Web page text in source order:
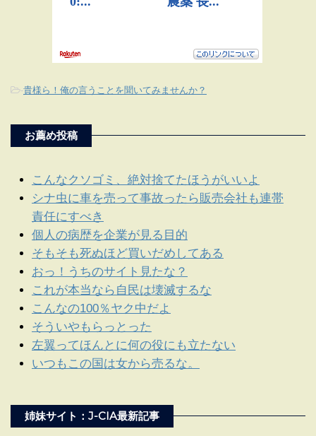
-貴様ら！俺の言うことを聞いてみませんか？
お薦め投稿
こんなクソゴミ、絶対捨てたほうがいいよ
シナ虫に車を売って事故ったら販売会社も連帯
責任にすべき
個人の病歴を企業が見る目的
そもそも死ぬほど買いだめしてある
おっ！うちのサイト見たな？
これが本当なら自民は壊滅するな
こんなの100％ヤク中だよ
そういやもらっとった
左翼ってほんとに何の役にも立たない
いつもこの国は女から売るな。
姉妹サイト：J-CIA最新記事